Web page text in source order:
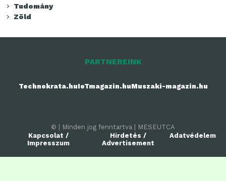
Tudomány
Zöld
PARTNEREINK
Technokrata.huIoTmagazin.huMuszaki-magazin.hu
© | Minden jog fenntartva | MESEUTCA
Kapcsolat /
Impresszum
Hirdetés /
Advertisement
Adatvédelem